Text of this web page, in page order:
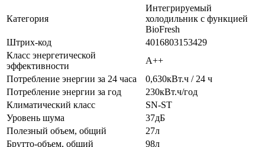
Категория
Интегрируемый
холодильник с функцией
BioFresh
Штрих-код
4016803153429
Класс энергетической
эффективности
A++
Потребление энергии за 24 часа
0,630кВт.ч / 24 ч
Потребление энергии за год
230кВт.ч/год
Климатический класс
SN-ST
Уровень шума
37дБ
Полезный объем, общий
27л
Брутто-объем, общий
98л